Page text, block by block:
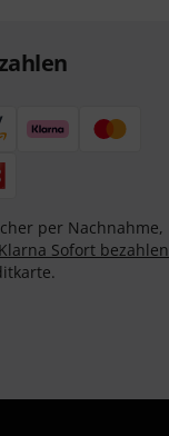
per Nachnahme,
Klarna Sofort bezahlen